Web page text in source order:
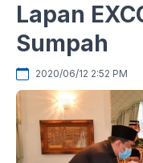
Lapan
Sumpah
2020/06/12 2:52 PM